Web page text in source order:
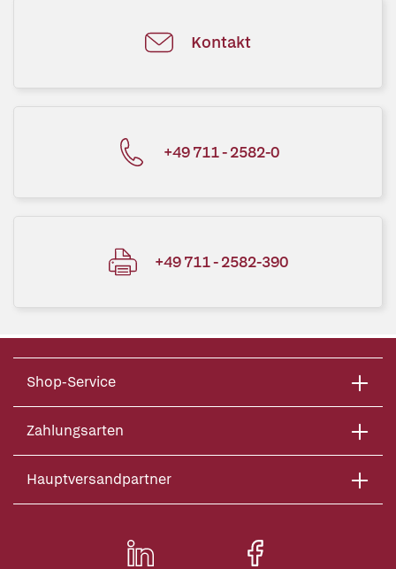
Kontakt
+49 711 - 2582-0
+49 711 - 2582-390
Shop-Service
Zahlungsarten
Hauptversandpartner